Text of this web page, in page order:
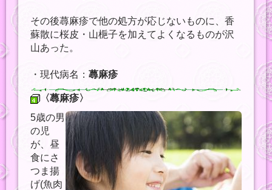
その後蕁麻疹で他の処方が応じないものに、香
蘇散に桜皮・山梔子を加えてよくなるものが沢
山あった。
・現代病名： 蕁麻疹
〈蕁麻疹〉
5歳の男
の児
が、昼
食にさ
つま揚
げ(魚肉